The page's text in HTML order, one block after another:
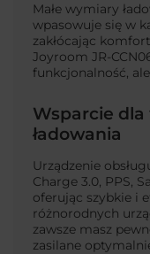
Małe wymiary
wpasowuje się w
zakłócając
Joyroom JR-
funkcjonalność,
Wsparcie
ładowania
Urządzenie
Charge 3.0, PPS,
oferując szybkie i
różnorodnych
zawsze masz
zasilane